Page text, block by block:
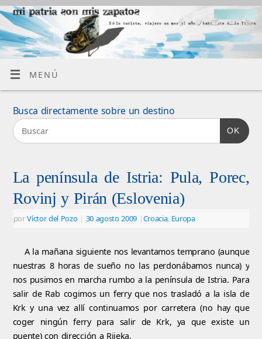
MENÚ
Busca directamente sobre un destino
OK
La península de Istria: Pula, Porec,
Rovinj y Pirán (Eslovenia)
porVíctor del Pozo | 30 agosto 2009 |Croacia, Europa
A la mañana siguiente nos levantamos temprano (aunque
nuestras 8 horas de sueño no las perdonábamos nunca) y
nos pusimos en marcha rumbo a la península de Istria. Para
salir de Rab cogimos un ferry que nos trasladó a la isla de
Krk y una vez allí continuamos por carretera (no hay que
coger ningún ferry para salir de Krk, ya que existe un
puente) con dirección a Rijeka.